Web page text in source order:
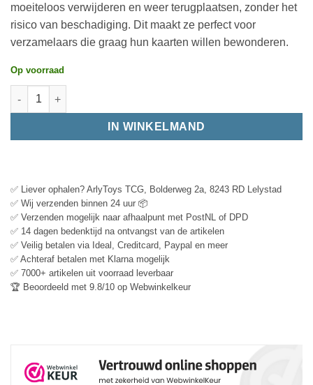
moeiteloos verwijderen en weer terugplaatsen, zonder het
risico van beschadiging. Dit maakt ze perfect voor
verzamelaars die graag hun kaarten willen bewonderen.
Op voorraad
IN WINKELMAND
✅ Liever ophalen? ArlyToys TCG, Bolderweg 2a, 8243 RD Lelystad
✅ Wij verzenden binnen 24 uur 📦
✅ Verzenden mogelijk naar afhaalpunt met PostNL of DPD
✅ 14 dagen bedenktijd na ontvangst van de artikelen
✅ Veilig betalen via Ideal, Creditcard, Paypal en meer
✅ Achteraf betalen met Klarna mogelijk
✅ 7000+ artikelen uit voorraad leverbaar
🏆 Beoordeeld met 9.8/10 op Webwinkelkeur